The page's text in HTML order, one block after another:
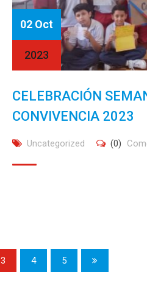
02 Oct
2023
CELEBRACIÓN
CONVIVENCIA 2023
Uncategorized (0)
3 4 5